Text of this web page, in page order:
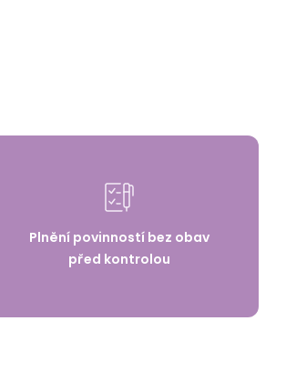
Plnění povinností bez obav
před kontrolou